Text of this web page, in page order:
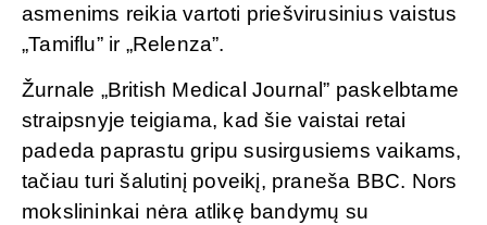
asmenims reikia vartoti priešvirusinius vaistus
„Tamiflu” ir „Relenza”.
Žurnale „British Medical Journal” paskelbtame
straipsnyje teigiama, kad šie vaistai retai
padeda paprastu gripu susirgusiems vaikams,
tačiau turi šalutinį poveikį, praneša BBC. Nors
mokslininkai nėra atlikę bandymų su